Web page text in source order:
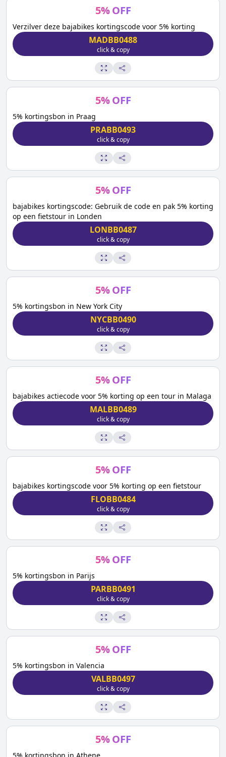
5% OFF
Verzilver deze bajabikes kortingscode voor 5% korting
MADBB0488
click & copy
5% OFF
5% kortingsbon in Praag
PRABB0493
click & copy
5% OFF
bajabikes kortingscode: Gebruik de code en pak 5% korting
op een fietstour in Londen
LONBB0487
click & copy
5% OFF
5% kortingsbon in New York City
NYCBB0490
click & copy
5% OFF
bajabikes actiecode voor 5% korting op een tour in Malaga
MALBB0489
click & copy
5% OFF
bajabikes kortingscode voor 5% korting op een fietstour
FLOBB0484
click & copy
5% OFF
5% kortingsbon in Parijs
PARBB0491
click & copy
5% OFF
5% kortingsbon in Valencia
VALBB0497
click & copy
5% OFF